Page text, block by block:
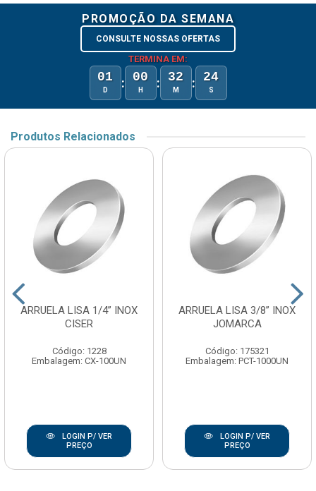
PROMOÇÃO DA SEMANA
CONSULTE NOSSAS OFERTAS
TERMINA EM:
01
D : 00
H : 32
M : 24
S
Produtos Relacionados
ARRUELA LISA 1/4” INOX
CISER
Código: 1228
Embalagem: CX-100UN
LOGIN P/ VER
PREÇO
ARRUELA LISA 3/8” INOX
JOMARCA
Código: 175321
Embalagem: PCT-1000UN
LOGIN P/ VER
PREÇO